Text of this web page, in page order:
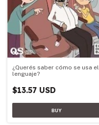
¿Querés saber cómo se usa el
lenguaje?
$13.57 USD